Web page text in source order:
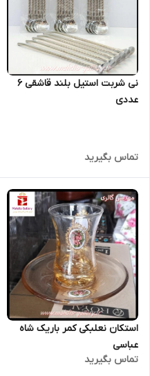
نی شربت استیل بلند قاشقی 6
عددی
تماس بگیرید
استکان نعلبکی کمر باریک شاه
عباسی
تماس بگیرید